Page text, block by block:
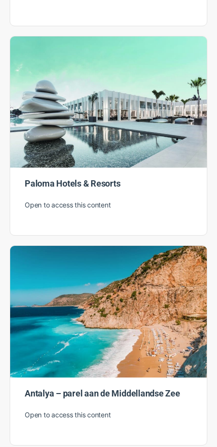
Paloma Hotels & Resorts
Open to access this content
Antalya – parel aan de Middellandse Zee
Open to access this content